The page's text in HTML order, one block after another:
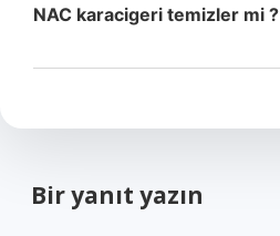
NAC karacigeri temizler mi ?
Bir yanıt yazın